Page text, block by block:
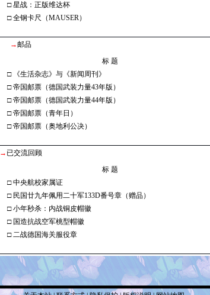
□星战：正版维达杯
□全钢卡尺（MAUSER）
→邮品
标 题
□
《生活杂志》与《新闻周刊》
□帝国邮票（德国武装力量43年版）
□帝国邮票（德国武装力量44年版）
□帝国邮票（青年日）
□帝国邮票（奥地利公决）
→ 已交流回顾
标 题
□中央航校家属证
□ 民国廿九年佩用二十军133D番号章（赠品）
□小年秒杀：内战铜皮帽徽
□ 国造抗战空军桃型帽徽
□二战德国海关服役章